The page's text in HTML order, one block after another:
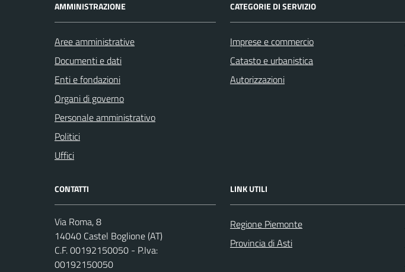
AMMINISTRAZIONE
Aree amministrative
Documenti e dati
Enti e fondazioni
Organi di governo
Personale amministrativo
Politici
Uffici
CATEGORIE DI SERVIZIO
Imprese e commercio
Catasto e urbanistica
Autorizzazioni
CONTATTI
Via Roma, 8
14040 Castel Boglione (AT)
C.F. 00192150050 - P.Iva:
00192150050
LINK UTILI
Regione Piemonte
Provincia di Asti